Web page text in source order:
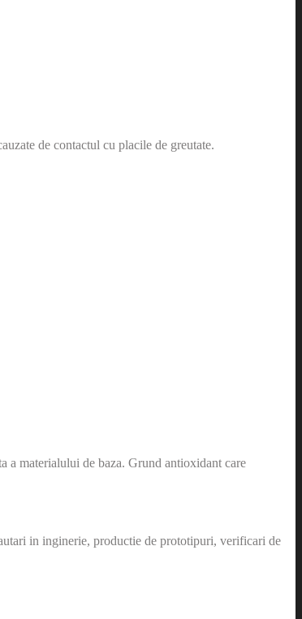
de contactul cu placile de greutate.
a materialului de baza. Grund antioxidant care
in inginerie, productie de prototipuri, verificari de